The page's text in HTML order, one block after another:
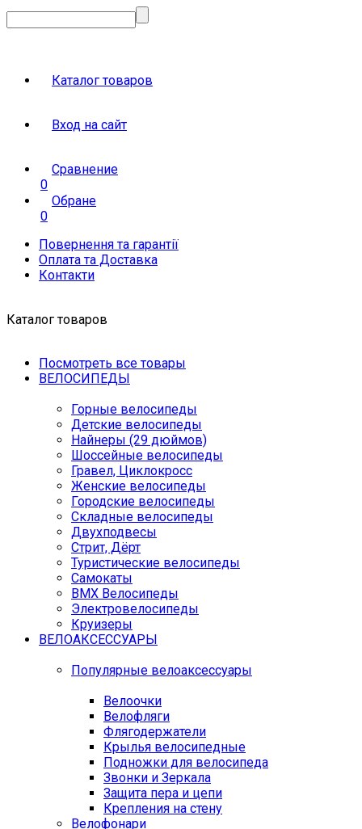
Каталог товаров
Вход на сайт
Сравнение
0
Обране
0
Повернення та гарантії
Оплата та Доставка
Контакти
Каталог товаров
Посмотреть все товары
ВЕЛОСИПЕДЫ
Горные велосипеды
Детские велосипеды
Найнеры (29 дюймов)
Шоссейные велосипеды
Гравел, Циклокросс
Женские велосипеды
Городcкие велосипеды
Складные велосипеды
Двухподвесы
Стрит, Дёрт
Туристические велосипеды
Самокаты
BMX Велосипеды
Электровелосипеды
Круизеры
ВЕЛОАКСЕССУАРЫ
Популярные велоаксессуары
Велоочки
Велофляги
Флягодержатели
Крылья велосипедные
Подножки для велосипеда
Звонки и Зеркала
Защита пера и цепи
Крепления на стену
Велофонари